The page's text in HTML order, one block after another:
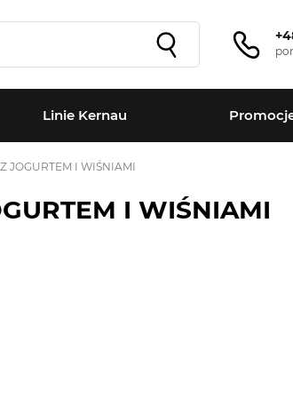
Linie Kernau
JOGURTEM I WIŚNIAMI
I WIŚNIAMI